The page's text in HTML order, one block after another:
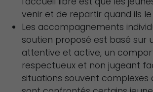
venir et de repartir quand ils
Les accompagnements
soutien proposé est basé sur
attentive et active, un
respectueux et non jugeant
situations souvent complexes